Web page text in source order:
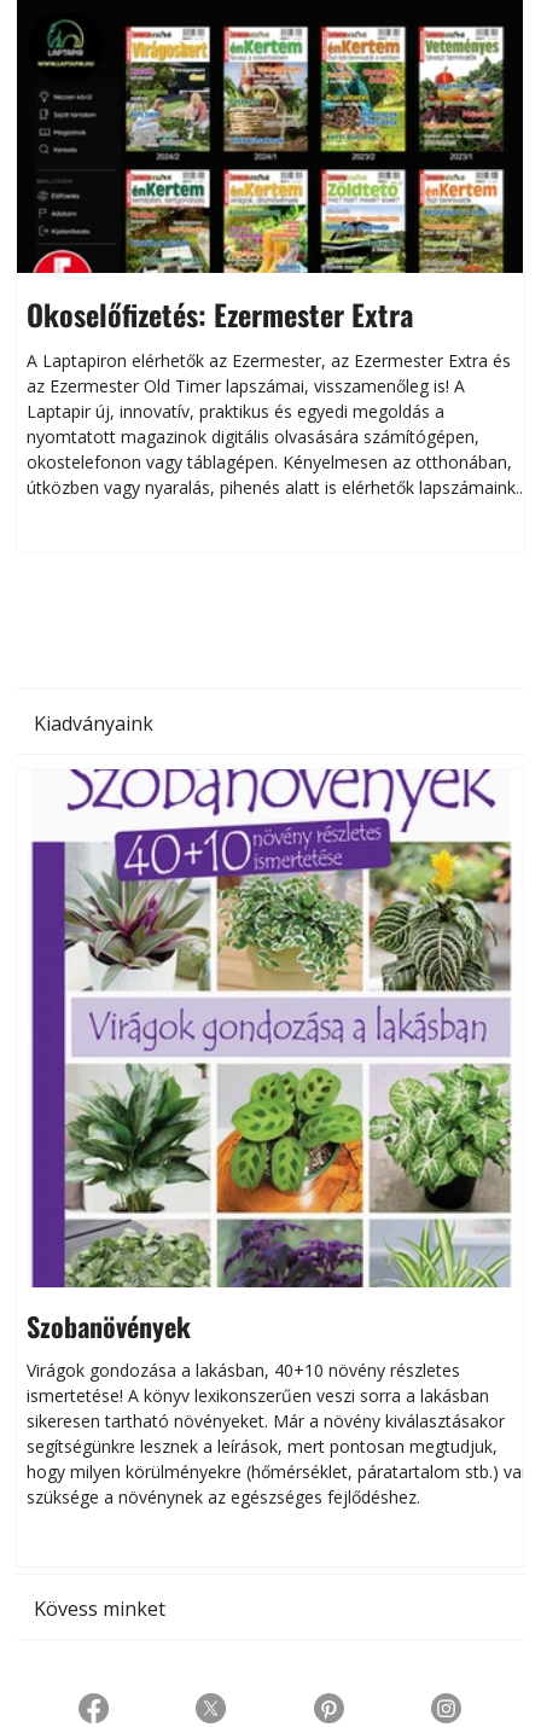
Okoselőfizetés: Ezermester Extra
A Laptapiron elérhetők az Ezermester, az Ezermester Extra és
az Ezermester Old Timer lapszámai, visszamenőleg is! A
Laptapir új, innovatív, praktikus és egyedi megoldás a
nyomtatott magazinok digitális olvasására számítógépen,
okostelefonon vagy táblagépen. Kényelmesen az otthonában,
útközben vagy nyaralás, pihenés alatt is elérhetők lapszámaink.
Kiadványaink
Szobanövények
Virágok gondozása a lakásban, 40+10 növény részletes
ismertetése! A könyv lexikonszerűen veszi sorra a lakásban
sikeresen tart­ha­tó növényeket. Már a növény kiválasztásakor
segítségünkre lesznek a leírások, mert pontosan megtudjuk,
hogy milyen körülményekre (hőmérséklet, páratartalom stb.) van
szüksége a növénynek az egészséges fejlődéshez.
Kövess minket